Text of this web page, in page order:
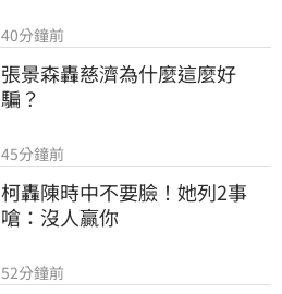
40分鐘前
張景森轟慈濟為什麼這麼好
騙？
45分鐘前
柯轟陳時中不要臉！她列2事
嗆：沒人贏你
52分鐘前